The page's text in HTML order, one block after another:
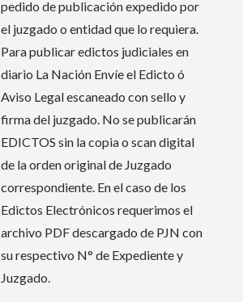
pedido de publicación expedido por
el juzgado o entidad que lo requiera.
Para publicar edictos judiciales en
diario La Nación Envíe el Edicto ó
Aviso Legal escaneado con sello y
firma del juzgado. No se publicarán
EDICTOS sin la copia o scan digital
de la orden original de Juzgado
correspondiente. En el caso de los
Edictos Electrónicos requerimos el
archivo PDF descargado de PJN con
su respectivo N° de Expediente y
Juzgado.